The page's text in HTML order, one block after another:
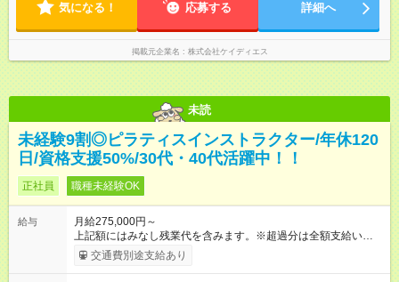
勤務時間を超えた分は、残業代を別途全額支給いたします。 プ
気になる！ 応募する 詳細へ
掲載元企業名 株式会社ケイディエス
未読
未経験9割◎ピラティスインストラクター/年休120
日/資格支援50%/30代・40代活躍中！！
正社員 職種未経験OK
給与
月給275,000円～
上記額にはみなし残業代を含みます。※超過分は全額支給いたし
ます。 みなし残業代 48,900円／月 みなし残業時間 30時間／月
上記額にはみなし残業代を含みます。（超過分は全額支給しま
交通費別途支給あり